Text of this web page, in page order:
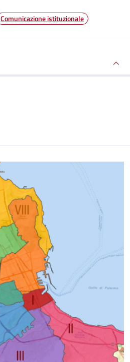
Comunicazione istituzionale